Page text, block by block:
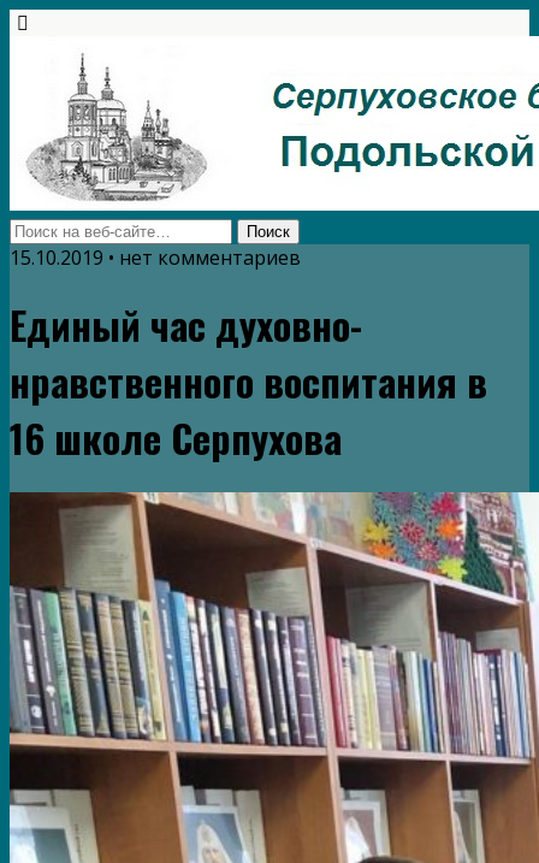
15.10.2019 • нет комментариев
Единый час духовно-
нравственного воспитания в
16 школе Серпухова